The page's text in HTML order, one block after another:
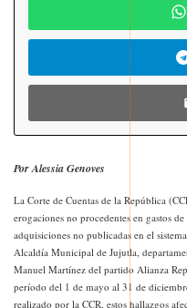
Por Alessia Genoves
La Corte de Cuentas de la República
erogaciones no procedentes en gastos
adquisiciones no publicadas en el
Alcaldía Municipal de Jujutla,
Manuel Martínez del partido Alianza
período del 1 de mayo al 31 de
realizado por la CCR, estos hallazgos